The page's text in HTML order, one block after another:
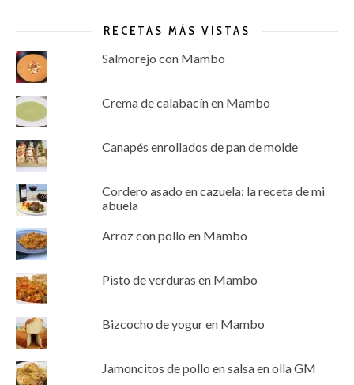
RECETAS MÁS VISTAS
Salmorejo con Mambo
Crema de calabacín en Mambo
Canapés enrollados de pan de molde
Cordero asado en cazuela: la receta de mi
abuela
Arroz con pollo en Mambo
Pisto de verduras en Mambo
Bizcocho de yogur en Mambo
Jamoncitos de pollo en salsa en olla GM